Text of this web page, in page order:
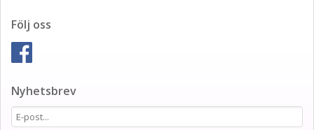
Följ oss
Nyhetsbrev